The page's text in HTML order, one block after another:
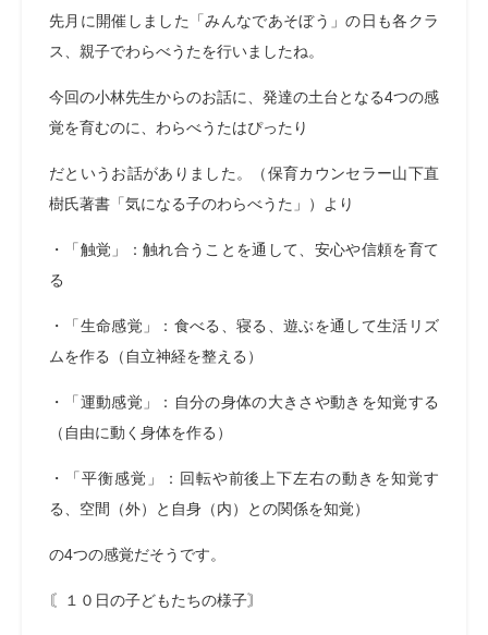
先月に開催しました「みんなであそぼう」の日も各クラ
ス、親子でわらべうたを行いましたね。
今回の小林先生からのお話に、発達の土台となる4つの感
覚を育むのに、わらべうたはぴったり
だというお話がありました。（保育カウンセラー山下直
樹氏著書「気になる子のわらべうた」）より
・「触覚」：触れ合うことを通して、安心や信頼を育て
る
・「生命感覚」：食べる、寝る、遊ぶを通して生活リズ
ムを作る（自立神経を整える）
・「運動感覚」：自分の身体の大きさや動きを知覚する
（自由に動く身体を作る）
・「平衡感覚」：回転や前後上下左右の動きを知覚す
る、空間（外）と自身（内）との関係を知覚）
の4つの感覚だそうです。
〘１０日の子どもたちの様子〙